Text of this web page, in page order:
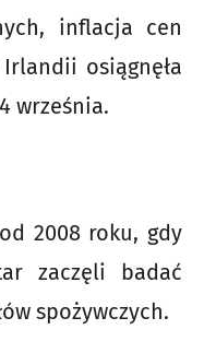
inflacja cen
osiągnęła
września.
2008 roku, gdy
zaczęli badać
spożywczych.